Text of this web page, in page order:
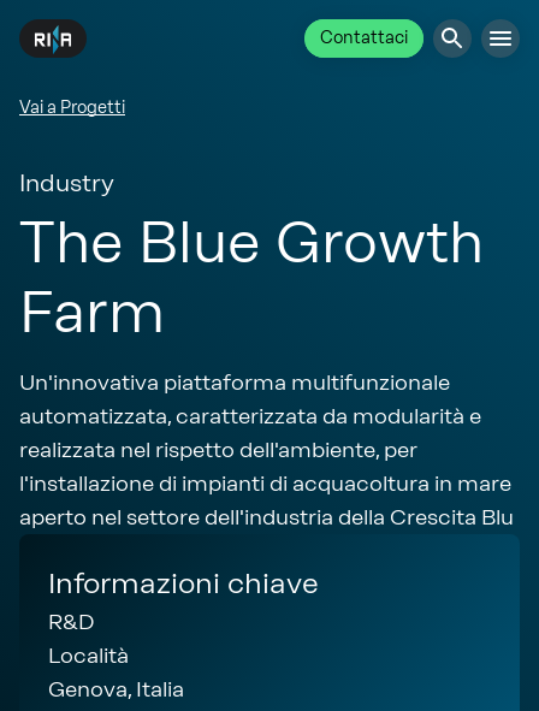
Contattaci
Vai a Progetti
Industry
The Blue Growth
Farm
Un'innovativa piattaforma multifunzionale
automatizzata, caratterizzata da modularità e
realizzata nel rispetto dell'ambiente, per
l'installazione di impianti di acquacoltura in mare
aperto nel settore dell'industria della Crescita Blu
Informazioni chiave
R&D
Località
Genova, Italia